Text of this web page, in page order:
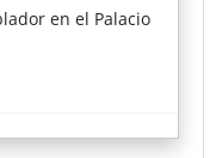
en el Palacio